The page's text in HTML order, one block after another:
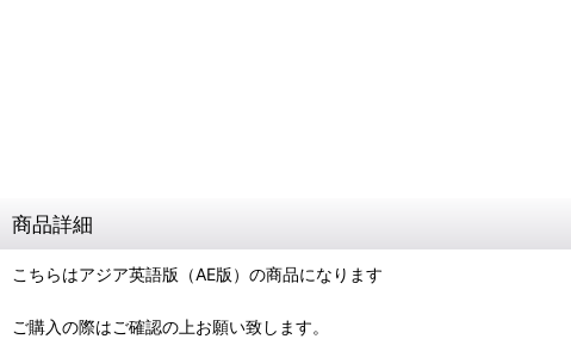
商品詳細
こちらはアジア英語版（AE版）の商品になります
ご購入の際はご確認の上お願い致します。